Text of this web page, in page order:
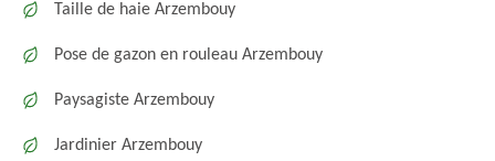
Taille de haie Arzembouy
Pose de gazon en rouleau Arzembouy
Paysagiste Arzembouy
Jardinier Arzembouy